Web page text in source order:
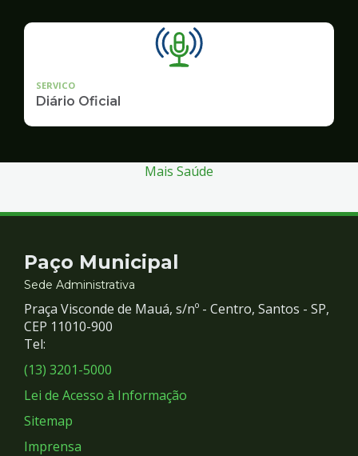
SERVICO
Diário Oficial
Mais Saúde
Contato
e
Redes
Sociais
Paço Municipal
Sede Administrativa
Praça Visconde de Mauá, s/nº - Centro, Santos - SP,
CEP 11010-900
Tel:
(13) 3201-5000
Lei de Acesso à Informação
Sitemap
Imprensa